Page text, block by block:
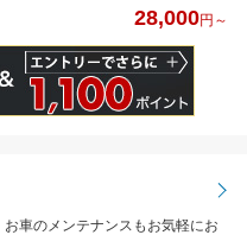
28,000円～
車のメンテナンスもお気軽にお